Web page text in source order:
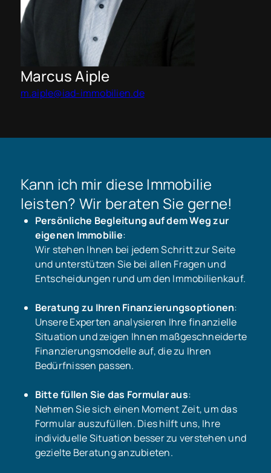
Marcus Aiple
m.aiple@iad-immobilien.de
Kann ich mir diese Immobilie
leisten? Wir beraten Sie gerne!
Persönliche Begleitung auf dem Weg zur
eigenen Immobilie:
Wir stehen Ihnen bei jedem Schritt zur Seite
und unterstützen Sie bei allen Fragen und
Entscheidungen rund um den Immobilienkauf.
Beratung zu Ihren Finanzierungsoptionen:
Unsere Experten analysieren Ihre finanzielle
Situation und zeigen Ihnen maßgeschneiderte
Finanzierungsmodelle auf, die zu Ihren
Bedürfnissen passen.
Bitte füllen Sie das Formular aus:
Nehmen Sie sich einen Moment Zeit, um das
Formular auszufüllen. Dies hilft uns, Ihre
individuelle Situation besser zu verstehen und
gezielte Beratung anzubieten.